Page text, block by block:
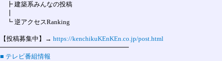
┣ 建築系みんなの投稿
┗ 逆アクセスRanking
【投稿募集中】→ https://kenchikuKEnKEn.co.jp/post.html
■ テレビ番組情報